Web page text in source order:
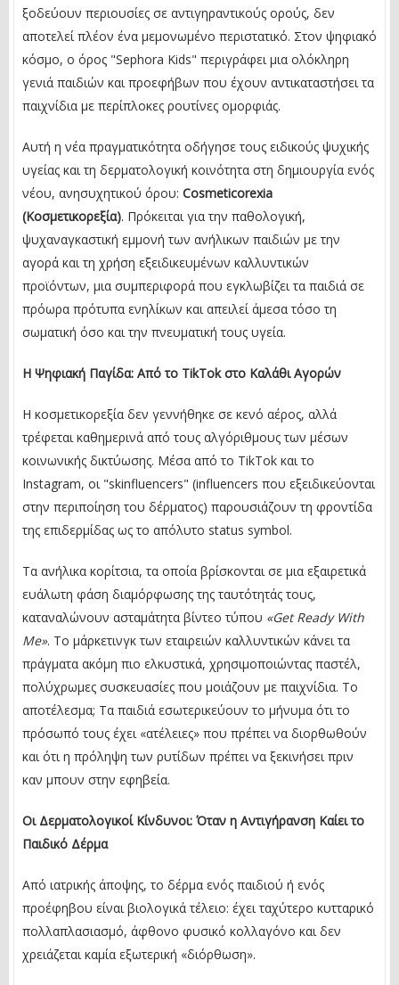
ξοδεύουν περιουσίες σε αντιγηραντικούς ορούς, δεν
αποτελεί πλέον ένα μεμονωμένο περιστατικό. Στον ψηφιακό
κόσμο, ο όρος "Sephora Kids" περιγράφει μια ολόκληρη
γενιά παιδιών και προεφήβων που έχουν αντικαταστήσει τα
παιχνίδια με περίπλοκες ρουτίνες ομορφιάς.
Αυτή η νέα πραγματικότητα οδήγησε τους ειδικούς ψυχικής
υγείας και τη δερματολογική κοινότητα στη δημιουργία ενός
νέου, ανησυχητικού όρου: Cosmeticorexia
(Κοσμετικορεξία). Πρόκειται για την παθολογική,
ψυχαναγκαστική εμμονή των ανήλικων παιδιών με την
αγορά και τη χρήση εξειδικευμένων καλλυντικών
προϊόντων, μια συμπεριφορά που εγκλωβίζει τα παιδιά σε
πρόωρα πρότυπα ενηλίκων και απειλεί άμεσα τόσο τη
σωματική όσο και την πνευματική τους υγεία.
Η Ψηφιακή Παγίδα: Από το TikTok στο Καλάθι Αγορών
Η κοσμετικορεξία δεν γεννήθηκε σε κενό αέρος, αλλά
τρέφεται καθημερινά από τους αλγόριθμους των μέσων
κοινωνικής δικτύωσης. Μέσα από το TikTok και το
Instagram, οι "skinfluencers" (influencers που εξειδικεύονται
στην περιποίηση του δέρματος) παρουσιάζουν τη φροντίδα
της επιδερμίδας ως το απόλυτο status symbol.
Τα ανήλικα κορίτσια, τα οποία βρίσκονται σε μια εξαιρετικά
ευάλωτη φάση διαμόρφωσης της ταυτότητάς τους,
καταναλώνουν ασταμάτητα βίντεο τύπου «Get Ready With
Me». Το μάρκετινγκ των εταιρειών καλλυντικών κάνει τα
πράγματα ακόμη πιο ελκυστικά, χρησιμοποιώντας παστέλ,
πολύχρωμες συσκευασίες που μοιάζουν με παιχνίδια. Το
αποτέλεσμα; Τα παιδιά εσωτερικεύουν το μήνυμα ότι το
πρόσωπό τους έχει «ατέλειες» που πρέπει να διορθωθούν
και ότι η πρόληψη των ρυτίδων πρέπει να ξεκινήσει πριν
καν μπουν στην εφηβεία.
Οι Δερματολογικοί Κίνδυνοι: Όταν η Αντιγήρανση Καίει το
Παιδικό Δέρμα
Από ιατρικής άποψης, το δέρμα ενός παιδιού ή ενός
προέφηβου είναι βιολογικά τέλειο: έχει ταχύτερο κυτταρικό
πολλαπλασιασμό, άφθονο φυσικό κολλαγόνο και δεν
χρειάζεται καμία εξωτερική «διόρθωση».